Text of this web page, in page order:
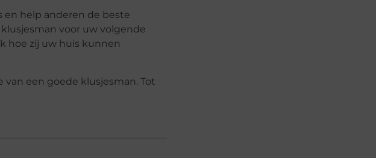
en help anderen de beste
voor uw volgende
hoe zij uw huis kunnen
een goede klusjesman. Tot